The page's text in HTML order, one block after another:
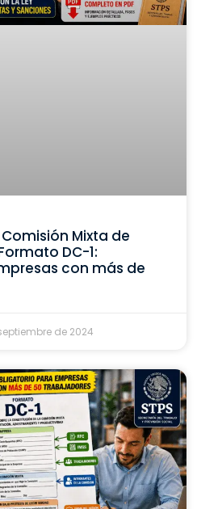
Mixta de
DC-1:
con más de
de 2024